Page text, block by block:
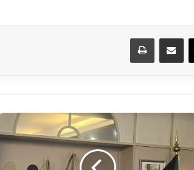
X مشاركة عبر البريد طباعة